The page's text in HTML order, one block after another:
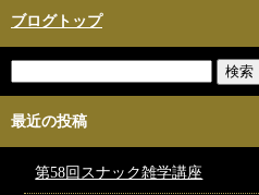
ブログトップ
最近の投稿
第58回スナック雑学講座